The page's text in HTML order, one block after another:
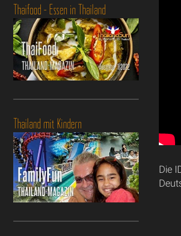
Die
Thaifood - Essen in Thailand
Thailand mit Kindern